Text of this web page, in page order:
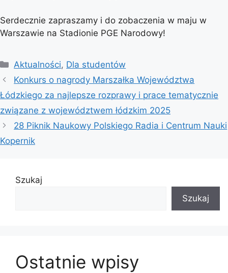
Serdecznie zapraszamy i do zobaczenia w maju w
Warszawie na Stadionie PGE Narodowy!
Kategorie
Aktualności, Dla studentów
Konkurs o nagrody Marszałka Województwa
Łódzkiego za najlepsze rozprawy i prace tematycznie
związane z województwem łódzkim 2025
28 Piknik Naukowy Polskiego Radia i Centrum Nauki
Kopernik
Szukaj
Szukaj
Ostatnie wpisy